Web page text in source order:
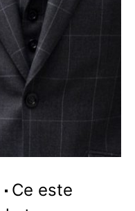
Ce este